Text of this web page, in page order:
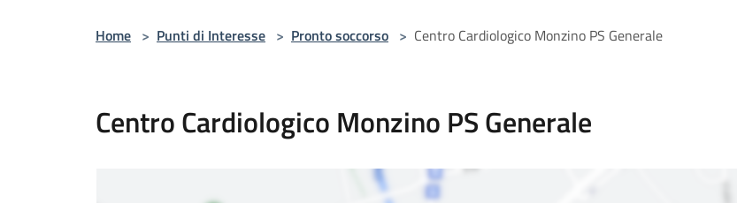
Home > Punti di Interesse > Pronto soccorso > Centro Cardiologico Monzino PS Generale
Centro Cardiologico Monzino PS Generale